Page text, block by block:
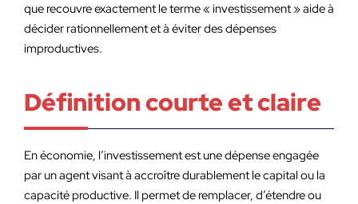
que recouvre exactement le terme « investissement » aide à
décider rationnellement et à éviter des dépenses
improductives.
Définition courte et claire
En économie, l’investissement est une dépense engagée
par un agent visant à accroître durablement le capital ou la
capacité productive. Il permet de remplacer, d’étendre ou